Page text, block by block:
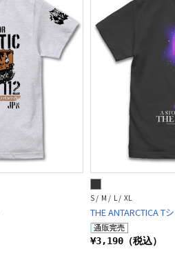
S / M / L / XL
THE ANTARCTICA T
¥3,190（税込）